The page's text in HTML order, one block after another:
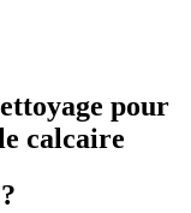
pour
calcaire